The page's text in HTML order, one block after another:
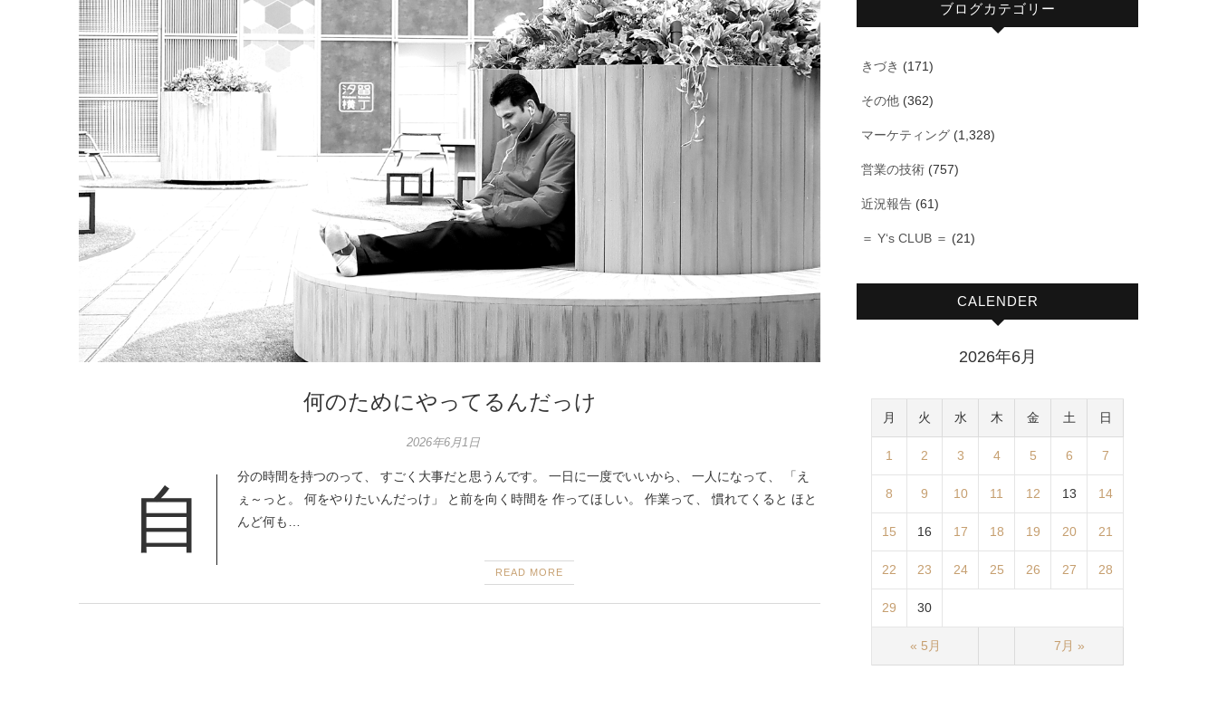
何のためにやってるんだっけ
2026年6月1日
自
分の時間を持つのって、 すごく大事だと思うんです。 一日に一度でいいから、 一人になって、 「え
ぇ～っと。 何をやりたいんだっけ」 と前を向く時間を 作ってほしい。 作業って、 慣れてくると ほと
んど何も…
READ MORE
ブログカテゴリー
きづき (171)
その他 (362)
マーケティング (1,328)
営業の技術 (757)
近況報告 (61)
＝ Y‘s CLUB ＝ (21)
CALENDER
2026年6月
月 火 水 木 金 土 日
« 5月 7月 »
1 2 3 4 5 6 7
8 9 10 11 12 13 14
15 16 17 18 19 20 21
22 23 24 25 26 27 28
29 30